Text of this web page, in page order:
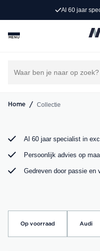
Al 60 jaar
MENU
Home / Collectie
Exclusieve
Jong gebruikt, grondig
nieuw avontuur. Ontdek
Al 60 jaar specialist in
Persoonlijk advies op
Gedreven door passie en
Op voorraad Audi